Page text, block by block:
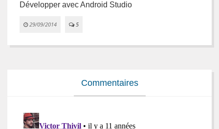
Développer avec Android Studio
29/09/2014 5
Commentaires